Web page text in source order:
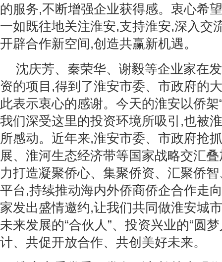
的服务,不断增强企业获得感。衷心希
一如既往地关注淮安,支持淮安,深入交
开辟合作新空间,创造共赢新机遇。
沈庆芳、秦荣华、谢毅等企业家在
资的项目,得到了淮安市委、市政府的
此表示衷心的感谢。今天的淮安以侨架
我们深受这里的投资环境所吸引,也被
所感动。近年来,淮安市委、市政府抢
展、淮河生态经济带等国家战略交汇
力打造凝聚侨心、集聚侨资、汇聚侨
平台,持续推动海内外侨商侨企合作走
家发出盛情邀约,让我们共同做淮安城
未来发展的“合伙人”、投资兴业的“圆
计、共促开放合作、共创美好未来。